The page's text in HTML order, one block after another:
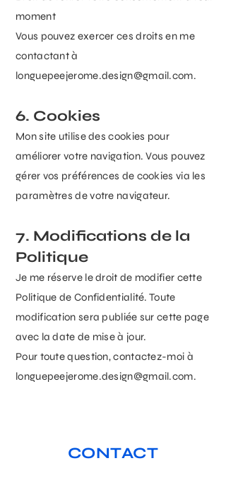
moment
Vous pouvez exercer ces droits en me
contactant à
longuepeejerome.design@gmail.com.
6. Cookies
Mon site utilise des cookies pour
améliorer votre navigation. Vous pouvez
gérer vos préférences de cookies via les
paramètres de votre navigateur.
7. Modifications de la
Politique
Je me réserve le droit de modifier cette
Politique de Confidentialité. Toute
modification sera publiée sur cette page
avec la date de mise à jour.
Pour toute question, contactez-moi à
longuepeejerome.design@gmail.com.
CONTACT